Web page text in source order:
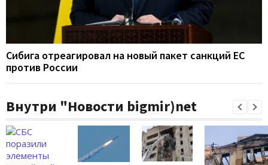
Сибига отреагировал на новый пакет санкций ЕС
против России
Внутри "Новости bigmir)net